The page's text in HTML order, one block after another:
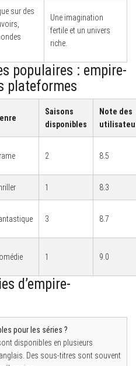
sur des
Une imagination
fertile et un univers
riche.
populaires : empire-
plateformes
Saisons
disponibles
Note des
2 8.5
1 8.3
3 8.7
1 9.0
d’empire-
pour les séries ?
disponibles en plusieurs
Des sous-titres sont souvent